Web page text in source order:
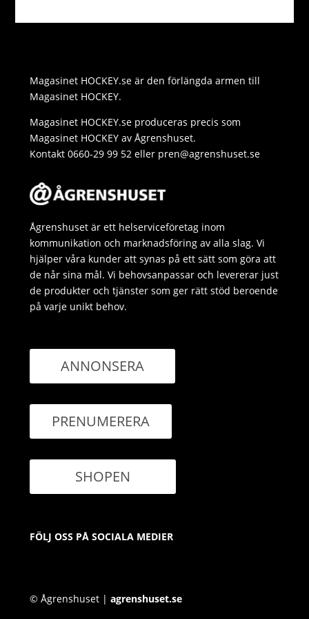
n
k
A
p
p
a
g
e
Magasinet HOCKEY.se är den förlängda armen till
Magasinet HOCKEY.
Magasinet HOCKEY.se produceras precis som
Magasinet HOCKEY av Ågrenshuset.
Kontakt 0660-29 99 52 eller pren@agrenshuset.se
Ågrenshuset är ett helserviceföretag inom
kommunikation och marknadsföring av alla slag. Vi
hjälper våra kunder att synas på ett sätt som göra att
de når sina mål. Vi behovsanpassar och levererar just
de produkter och tjänster som ger rätt stöd beroende
på varje unikt behov.
ANNONSERA
PRENUMERERA
SHOPEN
FÖLJ OSS PÅ SOCIALA MEDIER
© Ågrenshuset | agrenshuset.se